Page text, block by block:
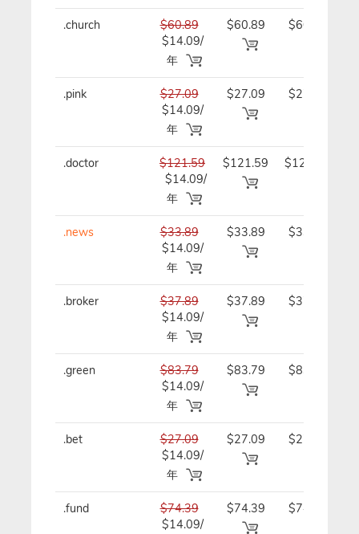
.church
$60.89
$14.09/
年
$60.89
$60.89/
.pink
$27.09
$14.09/
年
$27.09
$27.09/
.doctor
$121.59
$14.09/
年
$121.59
$121.59/
.news
$33.89
$14.09/
年
$33.89
$33.89/
.broker
$37.89
$14.09/
年
$37.89
$37.89/
.green
$83.79
$14.09/
年
$83.79
$83.79/
.bet
$27.09
$14.09/
年
$27.09
$27.09/
.fund
$74.39
$14.09/
$74.39
$74.39/